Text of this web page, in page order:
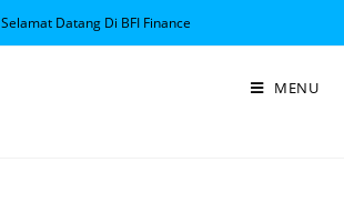
Selamat Datang Di BFI Finance
MENU